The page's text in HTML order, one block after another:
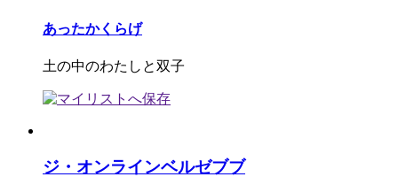
あったかくらげ
土の中のわたしと双子
ジ・オンラインベルゼブブ